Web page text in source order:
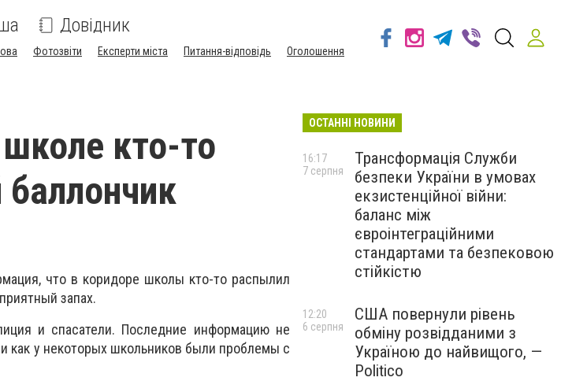
Довідник
Фотозвіти Експерти міста Питання-відповідь Оголошення
кто-то
что в коридоре школы кто-то распылил
запах.
и спасатели. Последние информацию не
как у некоторых школьников были проблемы с
ОСТАННІ НОВИНИ
Трансформація Служби
безпеки України в умовах
екзистенційної війни:
баланс між
євроінтеграційними
стандартами та безпековою
стійкістю
16:17
7 серпня
США повернули рівень
обміну розвідданими з
Україною до найвищого, —
Politico
12:20
6 серпня